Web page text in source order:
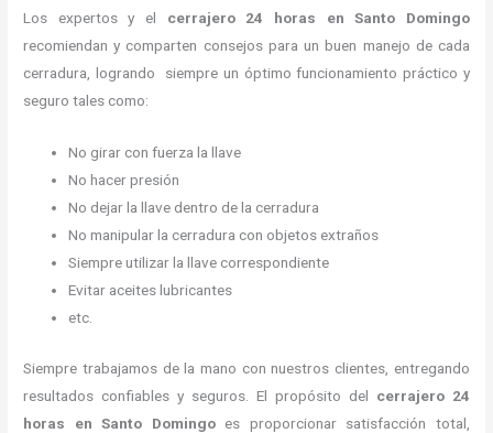
Los expertos y el cerrajero 24 horas
en Santo Domingo
recomiendan y comparten consejos para un buen manejo de cada
cerradura, logrando siempre un óptimo funcionamiento práctico y
seguro tales como:
No girar con fuerza la llave
No hacer presión
No dejar la llave dentro de la cerradura
No manipular la cerradura con objetos extraños
Siempre utilizar la llave correspondiente
Evitar aceites lubricantes
etc.
Siempre trabajamos de la mano con nuestros clientes, entregando
resultados confiables y seguros. El propósito del cerrajero 24
horas en Santo Domingoes proporcionar satisfacción total,